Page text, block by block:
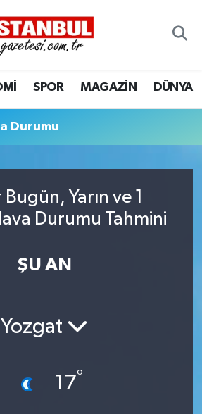
SPOR MAGAZİN DÜNYA
Durumu
Bugün, Yarın ve 1
Durumu Tahmini
ŞU AN
Yozgat
17°